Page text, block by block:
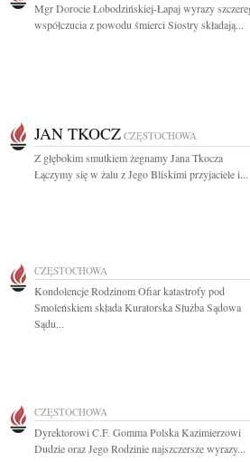
Mgr Dorocie Łobodzińskiej-Łapaj wyrazy
współczucia z powodu śmierci Siostry składają...
JAN TKOCZ CZĘSTOCHOWA
Z głębokim smutkiem żegnamy Jana Tkocza
Łączymy się w żalu z Jego Bliskimi przyjaciele i...
CZĘSTOCHOWA
Kondolencje Rodzinom Ofiar katastrofy pod
Smoleńskiem składa Kuratorska Służba Sądowa
Sądu...
CZĘSTOCHOWA
Dyrektorowi C.F. Gomma Polska Kazimierzowi
Dudzie oraz Jego Rodzinie najszczersze wyrazy...